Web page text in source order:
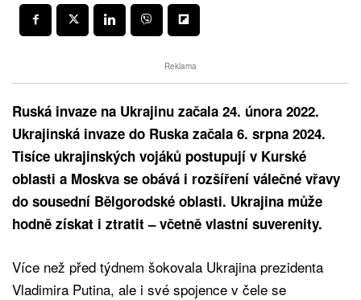
Reklama
Ruská invaze na Ukrajinu začala 24. února 2022.
Ukrajinská invaze do Ruska začala 6. srpna 2024.
Tisíce ukrajinských vojáků postupují v Kurské
oblasti a Moskva se obává i rozšíření válečné vřavy
do sousední Bělgorodské oblasti. Ukrajina může
hodně získat i ztratit – včetně vlastní suverenity.
Více než před týdnem šokovala Ukrajina prezidenta
Vladimira Putina, ale i své spojence v čele se